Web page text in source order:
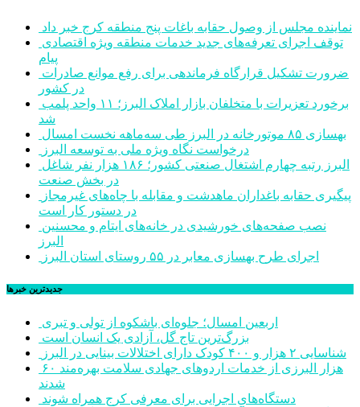
نماینده مجلس از وصول حقابه باغات پنج منطقه کرج خبر داد
پیام
در کشور
شد
بهسازی ۸۵ موتورخانه در البرز طی سه‌ماهه نخست امسال
درخواست نگاه ویژه ملی به توسعه البرز
در بخش صنعت
در دستور کار است
البرز
اجرای طرح بهسازی معابر در ۵۵ روستای استان البرز
جديدترين خبرها
اربعین امسال؛ جلوه‌ای باشکوه از تولی و تبری
بزرگ‌ترین تاج گل، آزادی یک انسان است
شناسایی ۲ هزار و ۴۰۰ کودک دارای اختلالات بینایی در البرز
۶۰ هزار البرزی از خدمات اردوهای جهادی سلامت بهره‌مند
شدند
دستگاه‌های اجرایی برای معرفی کرج همراه شوند